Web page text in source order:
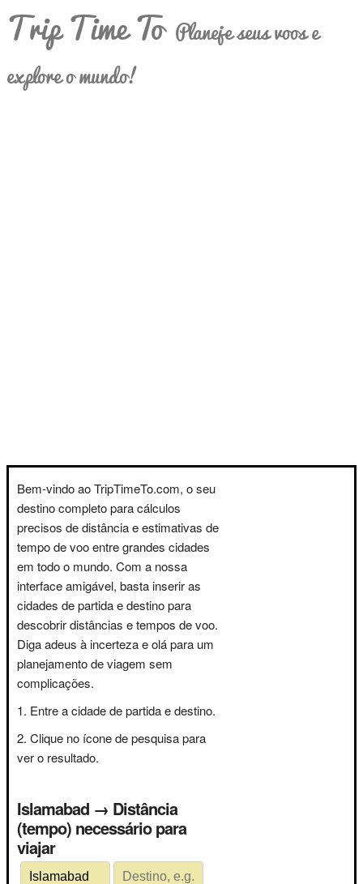
Trip Time To Planeje seus voos e
explore o mundo!
Bem-vindo ao TripTimeTo.com, o seu
destino completo para cálculos
precisos de distância e estimativas de
tempo de voo entre grandes cidades
em todo o mundo. Com a nossa
interface amigável, basta inserir as
cidades de partida e destino para
descobrir distâncias e tempos de voo.
Diga adeus à incerteza e olá para um
planejamento de viagem sem
complicações.
Entre a cidade de partida e destino.
Clique no ícone de pesquisa para
ver o resultado.
Islamabad → Distância
(tempo) necessário para
viajar